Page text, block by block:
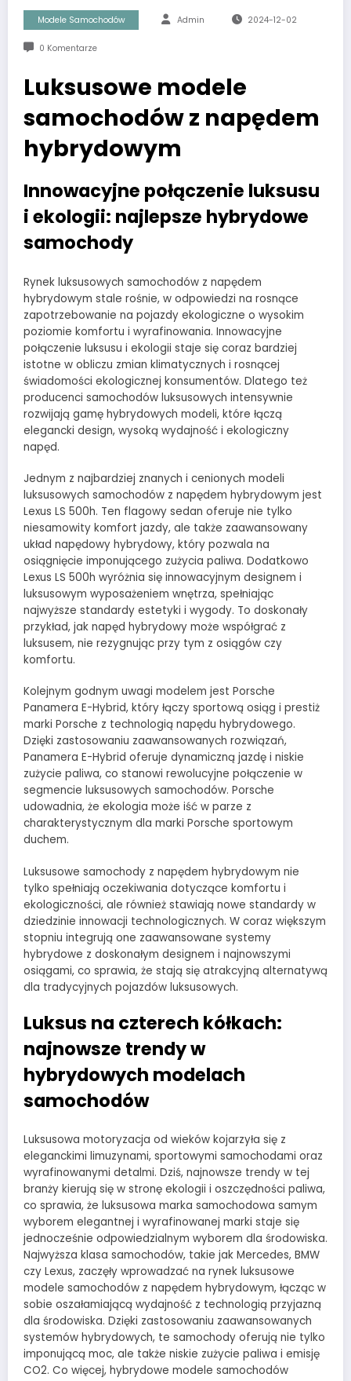
Modele Samochodów Admin 2024-12-02
0 Komentarze
Luksusowe modele
samochodów z napędem
hybrydowym
Innowacyjne połączenie luksusu
i ekologii: najlepsze hybrydowe
samochody
Rynek luksusowych samochodów z napędem
hybrydowym stale rośnie, w odpowiedzi na rosnące
zapotrzebowanie na pojazdy ekologiczne o wysokim
poziomie komfortu i wyrafinowania. Innowacyjne
połączenie luksusu i ekologii staje się coraz bardziej
istotne w obliczu zmian klimatycznych i rosnącej
świadomości ekologicznej konsumentów. Dlatego też
producenci samochodów luksusowych intensywnie
rozwijają gamę hybrydowych modeli, które łączą
elegancki design, wysoką wydajność i ekologiczny
napęd.
Jednym z najbardziej znanych i cenionych modeli
luksusowych samochodów z napędem hybrydowym jest
Lexus LS 500h. Ten flagowy sedan oferuje nie tylko
niesamowity komfort jazdy, ale także zaawansowany
układ napędowy hybrydowy, który pozwala na
osiągnięcie imponującego zużycia paliwa. Dodatkowo
Lexus LS 500h wyróżnia się innowacyjnym designem i
luksusowym wyposażeniem wnętrza, spełniając
najwyższe standardy estetyki i wygody. To doskonały
przykład, jak napęd hybrydowy może współgrać z
luksusem, nie rezygnując przy tym z osiągów czy
komfortu.
Kolejnym godnym uwagi modelem jest Porsche
Panamera E-Hybrid, który łączy sportową osiąg i prestiż
marki Porsche z technologią napędu hybrydowego.
Dzięki zastosowaniu zaawansowanych rozwiązań,
Panamera E-Hybrid oferuje dynamiczną jazdę i niskie
zużycie paliwa, co stanowi rewolucyjne połączenie w
segmencie luksusowych samochodów. Porsche
udowadnia, że ekologia może iść w parze z
charakterystycznym dla marki Porsche sportowym
duchem.
Luksusowe samochody z napędem hybrydowym nie
tylko spełniają oczekiwania dotyczące komfortu i
ekologiczności, ale również stawiają nowe standardy w
dziedzinie innowacji technologicznych. W coraz większym
stopniu integrują one zaawansowane systemy
hybrydowe z doskonałym designem i najnowszymi
osiągami, co sprawia, że stają się atrakcyjną alternatywą
dla tradycyjnych pojazdów luksusowych.
Luksus na czterech kółkach:
najnowsze trendy w
hybrydowych modelach
samochodów
Luksusowa motoryzacja od wieków kojarzyła się z
eleganckimi limuzynami, sportowymi samochodami oraz
wyrafinowanymi detalmi. Dziś, najnowsze trendy w tej
branży kierują się w stronę ekologii i oszczędności paliwa,
co sprawia, że luksusowa marka samochodowa samym
wyborem elegantnej i wyrafinowanej marki staje się
jednocześnie odpowiedzialnym wyborem dla środowiska.
Najwyższa klasa samochodów, takie jak Mercedes, BMW
czy Lexus, zaczęły wprowadzać na rynek luksusowe
modele samochodów z napędem hybrydowym, łącząc w
sobie oszałamiającą wydajność z technologią przyjazną
dla środowiska. Dzięki zastosowaniu zaawansowanych
systemów hybrydowych, te samochody oferują nie tylko
imponującą moc, ale także niskie zużycie paliwa i emisję
CO2. Co więcej, hybrydowe modele samochodów